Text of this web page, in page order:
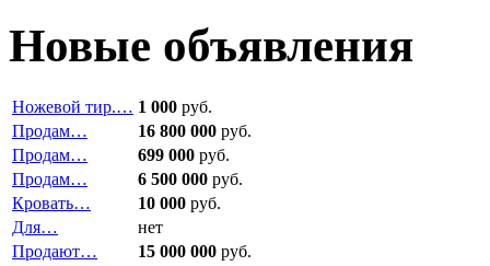
Новые объявления
Ножевой тир.… 1 000 руб.
Продам…
16 800 000 руб.
Продам…
699 000 руб.
Продам…
6 500 000 руб.
Кровать…
10 000 руб.
Для…
нет
Продают…
15 000 000 руб.